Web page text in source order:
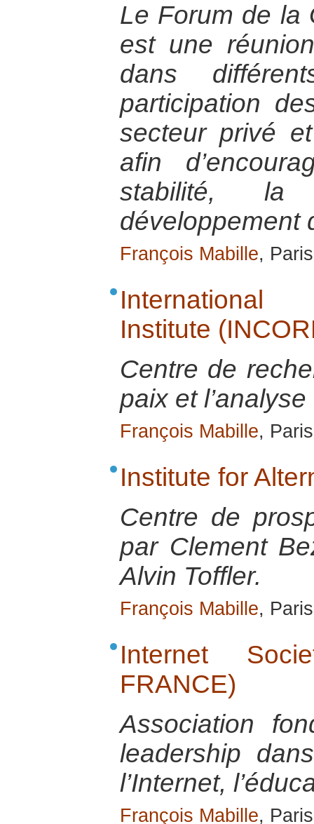
Le Forum de la
est une
dans
participation
secteur privé
afin
stabilité,
développement
François Mabille,
International
Institute
Centre de
paix et
François Mabille,
Institute for
Centre de
par Clement
Alvin Toffler.
François Mabille,
Internet
FRANCE)
Association
leadership
l’Internet,
François Mabille,